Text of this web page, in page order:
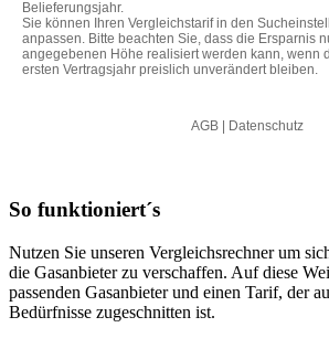
So funktioniert´s
Nutzen Sie unseren Vergleichsrechner um
die Gasanbieter zu verschaffen. Auf diese
passenden Gasanbieter und einen Tarif, der
Bedürfnisse zugeschnitten ist.